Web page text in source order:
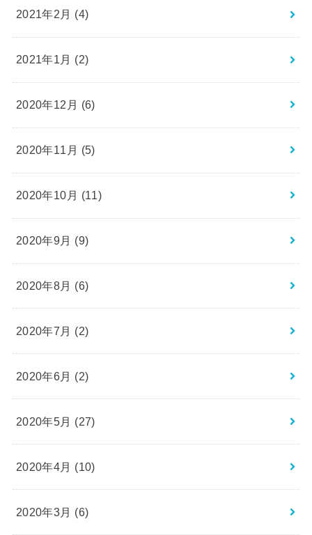
2021年2月 (4)
2021年1月 (2)
2020年12月 (6)
2020年11月 (5)
2020年10月 (11)
2020年9月 (9)
2020年8月 (6)
2020年7月 (2)
2020年6月 (2)
2020年5月 (27)
2020年4月 (10)
2020年3月 (6)